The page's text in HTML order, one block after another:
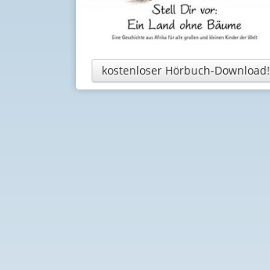
kostenloser Hörbuch-Download!